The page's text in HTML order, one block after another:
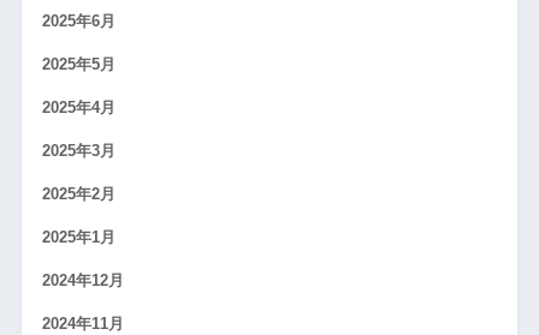
2025年6月
2025年5月
2025年4月
2025年3月
2025年2月
2025年1月
2024年12月
2024年11月